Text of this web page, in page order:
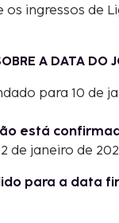
ingressos de
A DATA DO
para 10 de
está
de janeiro de
para a data